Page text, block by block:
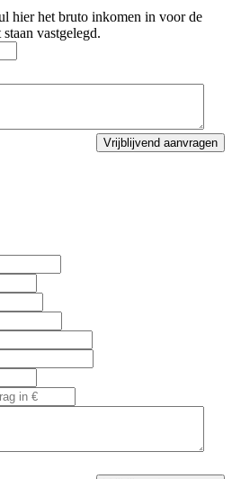
hier het bruto inkomen in voor de
vastgelegd.